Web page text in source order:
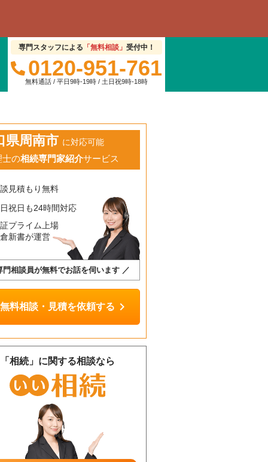
専門スタッフによる 「無料相談」 受付中！
0120-951-761
無料通話 / 平日9時-19時 / 土日祝9時-18時
県周南市 に対応可能
士の相続専門家紹介サービス
見積もり無料
祝日も24時間対応
プライム上場
新書が運営
門相談員が無料でお話を伺います ／
無料相談・見積を依頼する chevron_right
「相続」に関する相談なら